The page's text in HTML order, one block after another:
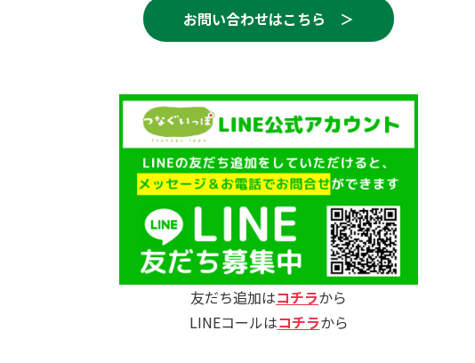
お問い合わせはこちら ＞
友だち追加はコチラから
LINEコールはコチラから